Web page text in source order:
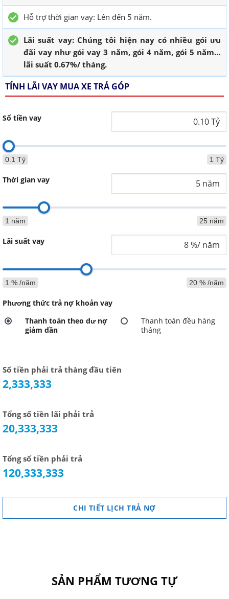
Hỗ trợ thời gian vay: Lên đến 5 năm.
Lãi suất vay: Chúng tôi hiện nay có nhiều gói ưu
đãi vay như gói vay 3 năm, gói 4 năm, gói 5 năm…
lãi suất 0.67%/ tháng.
TÍNH LÃI VAY MUA XE TRẢ GÓP
Số tiền vay
0.1 Tỷ 1 Tỷ
Thời gian vay
1 năm 25 năm
Lãi suất vay
1 % /năm 20 % /năm
Phương thức trả nợ khoản vay
Thanh toán theo dư nợ
giảm dần
Thanh toán đều hàng
tháng
Số tiền phải trả thàng đầu tiên
2,333,333
Tổng số tiền lãi phải trả
20,333,333
Tổng số tiền phải trả
120,333,333
CHI TIẾT LỊCH TRẢ NỢ
SẢN PHẨM TƯƠNG TỰ